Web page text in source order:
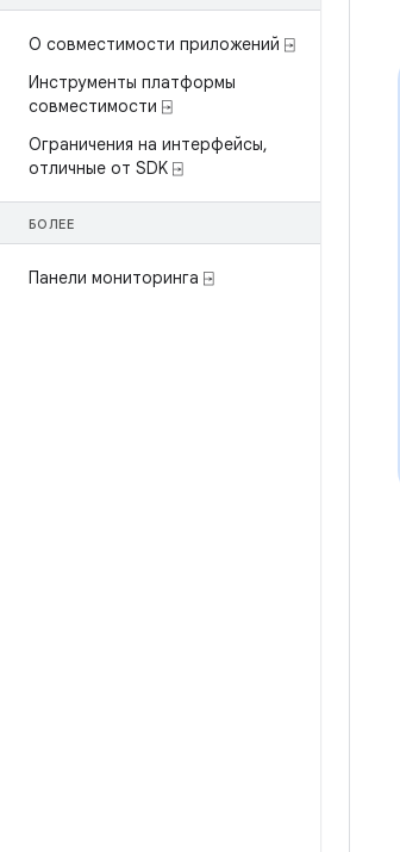
О совместимости приложений ⍈
Инструменты платформы
совместимости ⍈
Ограничения на интерфейсы,
отличные от SDK ⍈
БОЛЕЕ
Панели мониторинга ⍈